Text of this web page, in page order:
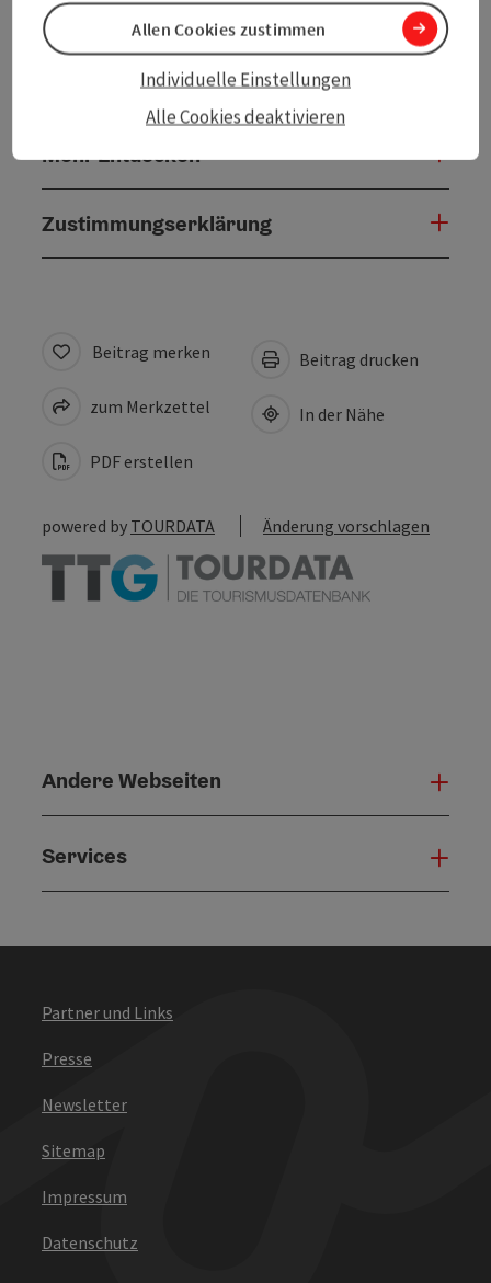
Kontakt
Inspiration
Mehr Entdecken
Zustimmungserklärung
Beitrag merken
zum Merkzettel
PDF erstellen
Beitrag drucken
In der Nähe
powered by TOURDATA Änderung vorschlagen
Andere Webseiten
Services
Partner und Links
Presse
Newsletter
Sitemap
Impressum
Datenschutz
Alle Cookies deaktivieren
Individuelle Einstellungen
Allen Cookies zustimmen